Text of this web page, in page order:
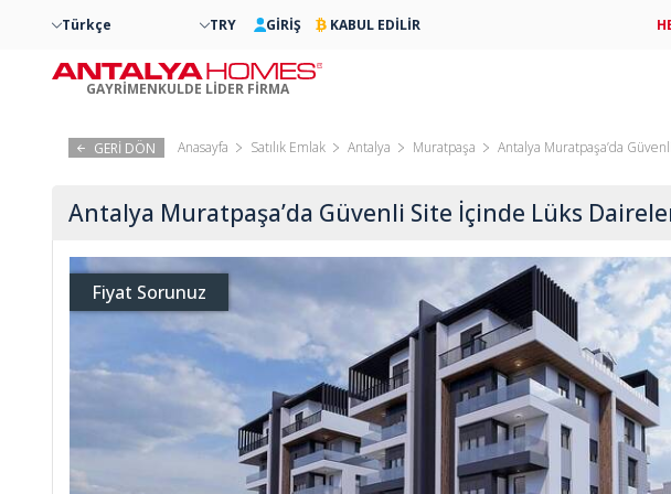
GERİ DÖN Anasayfa Satılık Emlak Antalya Muratpaşa Antalya Muratpaşa’da
Antalya Muratpaşa’da Güvenli Site İçinde Lüks
Fiyat Sorunuz
Türkçe TRY GİRİŞ KABUL EDİLİR
GAYRİMENKULDE LİDER FİRMA